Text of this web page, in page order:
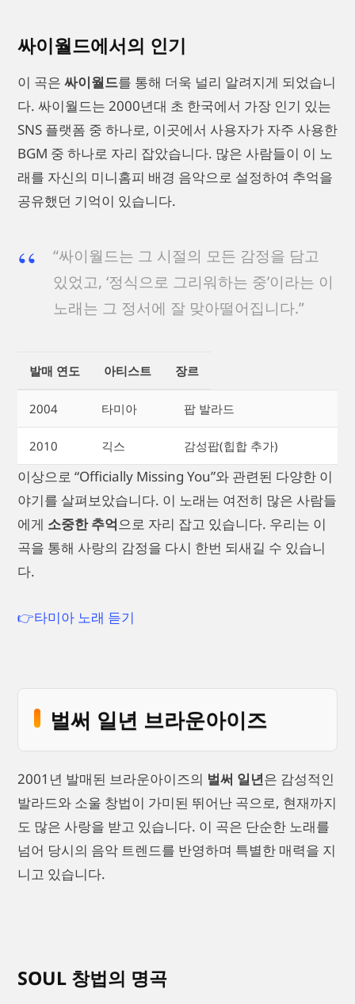
싸이월드에서의 인기
이 곡은 싸이월드를 통해 더욱 널리 알려지게 되었습니
다. 싸이월드는 2000년대 초 한국에서 가장 인기 있는
SNS 플랫폼 중 하나로, 이곳에서 사용자가 자주 사용한
BGM 중 하나로 자리 잡았습니다. 많은 사람들이 이 노
래를 자신의 미니홈피 배경 음악으로 설정하여 추억을
공유했던 기억이 있습니다.
“싸이월드는 그 시절의 모든 감정을 담고
있었고, ‘정식으로 그리워하는 중’이라는 이
노래는 그 정서에 잘 맞아떨어집니다.”
발매 연도 아티스트 장르
2004 타미아 팝 발라드
2010 긱스 감성팝(힙합 추가)
이상으로 “Officially Missing You”와 관련된 다양한 이
야기를 살펴보았습니다. 이 노래는 여전히 많은 사람들
에게 소중한 추억으로 자리 잡고 있습니다. 우리는 이
곡을 통해 사랑의 감정을 다시 한번 되새길 수 있습니
다.
👉타미아 노래 듣기
벌써 일년 브라운아이즈
2001년 발매된 브라운아이즈의 벌써 일년은 감성적인
발라드와 소울 창법이 가미된 뛰어난 곡으로, 현재까지
도 많은 사랑을 받고 있습니다. 이 곡은 단순한 노래를
넘어 당시의 음악 트렌드를 반영하며 특별한 매력을 지
니고 있습니다.
SOUL 창법의 명곡